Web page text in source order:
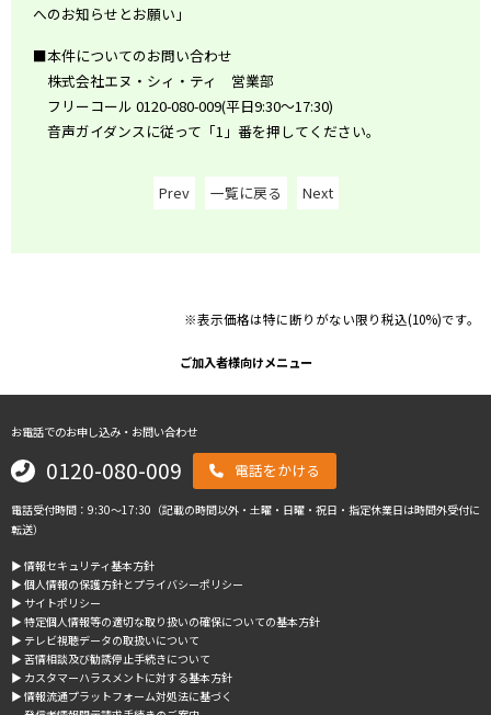
へのお知らせとお願い」
■本件についてのお問い合わせ
株式会社エヌ・シィ・ティ 営業部
フリーコール 0120-080-009(平日9:30～17:30)
音声ガイダンスに従って「1」番を押してください。
Prev 一覧に戻る Next
※表示価格は特に断りがない限り税込(10%)です。
ご加入者様向けメニュー
お電話でのお申し込み・お問い合わせ
0120-080-009 電話をかける
電話受付時間：9:30～17:30（記載の時間以外・土曜・日曜・祝日・指定休業日は時間外受付に
転送）
▶︎ 情報セキュリティ基本方針
▶︎ 個人情報の保護方針とプライバシーポリシー
▶︎ サイトポリシー
▶︎ 特定個人情報等の適切な取り扱いの確保についての基本方針
▶︎ テレビ視聴データの取扱いについて
▶︎ 苦情相談及び勧誘停止手続きについて
▶︎ カスタマーハラスメントに対する基本方針
▶︎ 情報流通プラットフォーム対処法に基づく